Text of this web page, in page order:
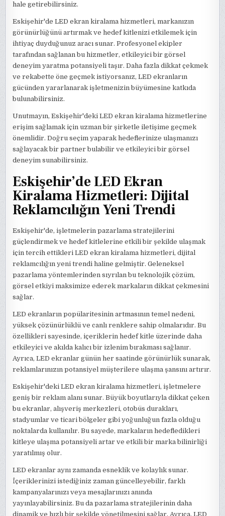
hale getirebilirsiniz.
Eskişehir'de LED ekran kiralama hizmetleri, markanızın
görünürlüğünü artırmak ve hedef kitlenizi etkilemek için
ihtiyaç duyduğunuz aracı sunar. Profesyonel ekipler
tarafından sağlanan bu hizmetler, etkileyici bir görsel
deneyim yaratma potansiyeli taşır. Daha fazla dikkat çekmek
ve rekabette öne geçmek istiyorsanız, LED ekranların
gücünden yararlanarak işletmenizin büyümesine katkıda
bulunabilirsiniz.
Unutmayın, Eskişehir'deki LED ekran kiralama hizmetlerine
erişim sağlamak için uzman bir şirketle iletişime geçmek
önemlidir. Doğru seçim yaparak hedeflerinize ulaşmanızı
sağlayacak bir partner bulabilir ve etkileyici bir görsel
deneyim sunabilirsiniz.
Eskişehir’de LED Ekran
Kiralama Hizmetleri: Dijital
Reklamcılığın Yeni Trendi
Eskişehir'de, işletmelerin pazarlama stratejilerini
güçlendirmek ve hedef kitlelerine etkili bir şekilde ulaşmak
için tercih ettikleri LED ekran kiralama hizmetleri, dijital
reklamcılığın yeni trendi haline gelmiştir. Geleneksel
pazarlama yöntemlerinden sıyrılan bu teknolojik çözüm,
görsel etkiyi maksimize ederek markaların dikkat çekmesini
sağlar.
LED ekranların popülaritesinin artmasının temel nedeni,
yüksek çözünürlüklü ve canlı renklere sahip olmalarıdır. Bu
özellikleri sayesinde, içeriklerin hedef kitle üzerinde daha
etkileyici ve akılda kalıcı bir izlenim bırakması sağlanır.
Ayrıca, LED ekranlar günün her saatinde görünürlük sunarak,
reklamlarınızın potansiyel müşterilere ulaşma şansını artırır.
Eskişehir'deki LED ekran kiralama hizmetleri, işletmelere
geniş bir reklam alanı sunar. Büyük boyutlarıyla dikkat çeken
bu ekranlar, alışveriş merkezleri, otobüs durakları,
stadyumlar ve ticari bölgeler gibi yoğunluğun fazla olduğu
noktalarda kullanılır. Bu sayede, markaların hedefledikleri
kitleye ulaşma potansiyeli artar ve etkili bir marka bilinirliği
yaratılmış olur.
LED ekranlar aynı zamanda esneklik ve kolaylık sunar.
İçeriklerinizi istediğiniz zaman güncelleyebilir, farklı
kampanyalarınızı veya mesajlarınızı anında
yayınlayabilirsiniz. Bu da pazarlama stratejilerinin daha
dinamik ve hızlı bir şekilde yönetilmesini sağlar. Ayrıca, LED